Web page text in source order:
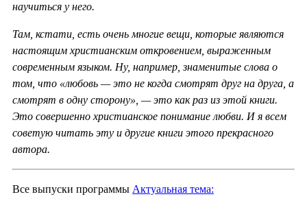
научиться у него.
Там, кстати, есть очень многие вещи, которые являются
настоящим христианским откровением, выраженным
современным языком. Ну, например, знаменитые слова о
том, что «любовь — это не когда смотрят друг на друга, а
смотрят в одну сторону», — это как раз из этой книги.
Это совершенно христианское понимание любви. И я всем
советую читать эту и другие книги этого прекрасного
автора.
Все выпуски программы Актуальная тема: